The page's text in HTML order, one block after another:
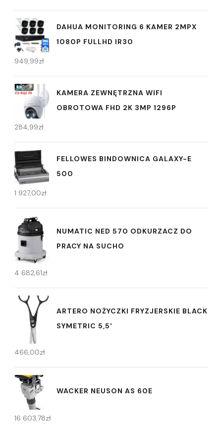
DAHUA MONITORING 6 KAMER 2MPX
1080P FULLHD IR30
949,99zł
KAMERA ZEWNĘTRZNA WIFI
OBROTOWA FHD 2K 3MP 1296P
284,99zł
FELLOWES BINDOWNICA GALAXY-E
500
1 927,00zł
NUMATIC NED 570 ODKURZACZ DO
PRACY NA SUCHO
4 682,61zł
ARTERO NOŻYCZKI FRYZJERSKIE BLACK
SYMETRIC 5,5'
466,00zł
WACKER NEUSON AS 60E
16 603,78zł